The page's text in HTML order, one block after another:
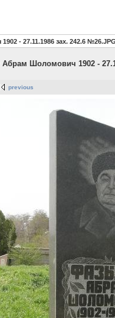
- 27.11.1986 зах. 242.6
Шоломович 1902 -
previous